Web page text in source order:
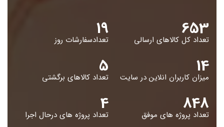
653
تعداد کل کالاهای ارسالی 19
تعدادسفارشات روز
14
میزان کاربران انلاین در سایت 5
تعداد کالاهای برگشتی
848
تعداد پروژه های موفق 4
تعداد پروژه های درحال اجرا